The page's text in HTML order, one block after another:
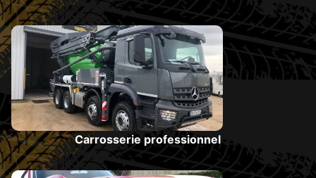
Carrosserie professionnel